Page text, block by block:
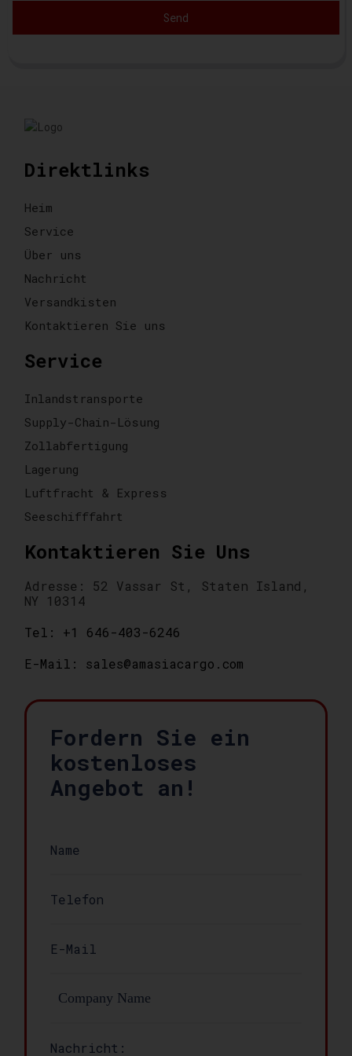
Send
Direktlinks
Heim
Service
Über uns
Nachricht
Versandkisten
Kontaktieren Sie uns
Service
Inlandstransporte
Supply-Chain-Lösung
Zollabfertigung
Lagerung
Luftfracht & Express
Seeschifffahrt
Kontaktieren Sie Uns
Adresse: 52 Vassar St, Staten Island,
NY 10314
Tel: +1 646-403-6246
E-Mail: sales@amasiacargo.com
Fordern Sie ein
kostenloses
Angebot an!
Nachricht: